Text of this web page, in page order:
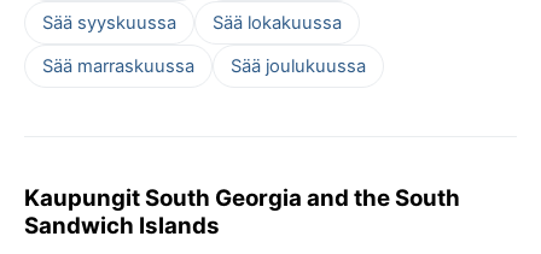
Sää syyskuussa
Sää lokakuussa
Sää marraskuussa
Sää joulukuussa
Kaupungit South Georgia and the South
Sandwich Islands